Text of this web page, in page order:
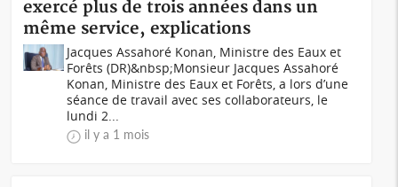
exercé plus de trois années dans un
même service, explications
Jacques Assahoré Konan, Ministre des Eaux et
Forêts (DR)&nbsp;Monsieur Jacques Assahoré
Konan, Ministre des Eaux et Forêts, a lors d’une
séance de travail avec ses collaborateurs, le
lundi 2...
il y a 1 mois